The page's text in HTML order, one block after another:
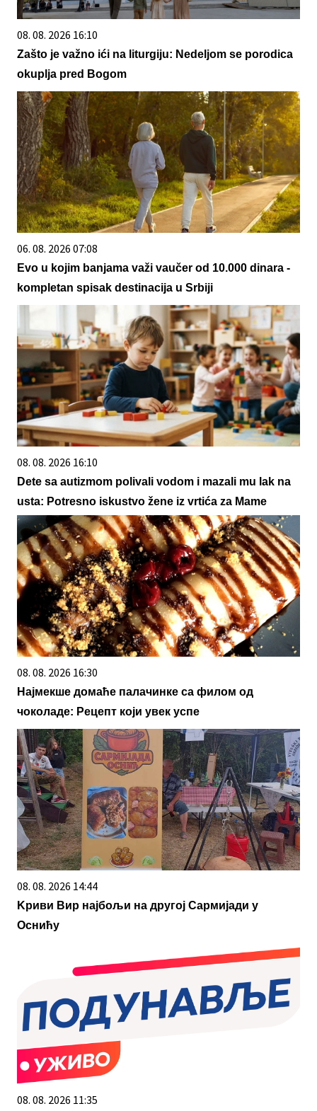
08. 08. 2026 16:10
Zašto je važno ići na liturgiju: Nedeljom se porodica
okuplja pred Bogom
06. 08. 2026 07:08
Evo u kojim banjama važi vaučer od 10.000 dinara -
kompletan spisak destinacija u Srbiji
08. 08. 2026 16:10
Dete sa autizmom polivali vodom i mazali mu lak na
usta: Potresno iskustvo žene iz vrtića za Mame
08. 08. 2026 16:30
Најмекше домаће палачинке са филом од
чоколаде: Рецепт који увек успе
08. 08. 2026 14:44
Kриви Вир најбољи на другој Сармијади у
Оснићу
08. 08. 2026 11:35